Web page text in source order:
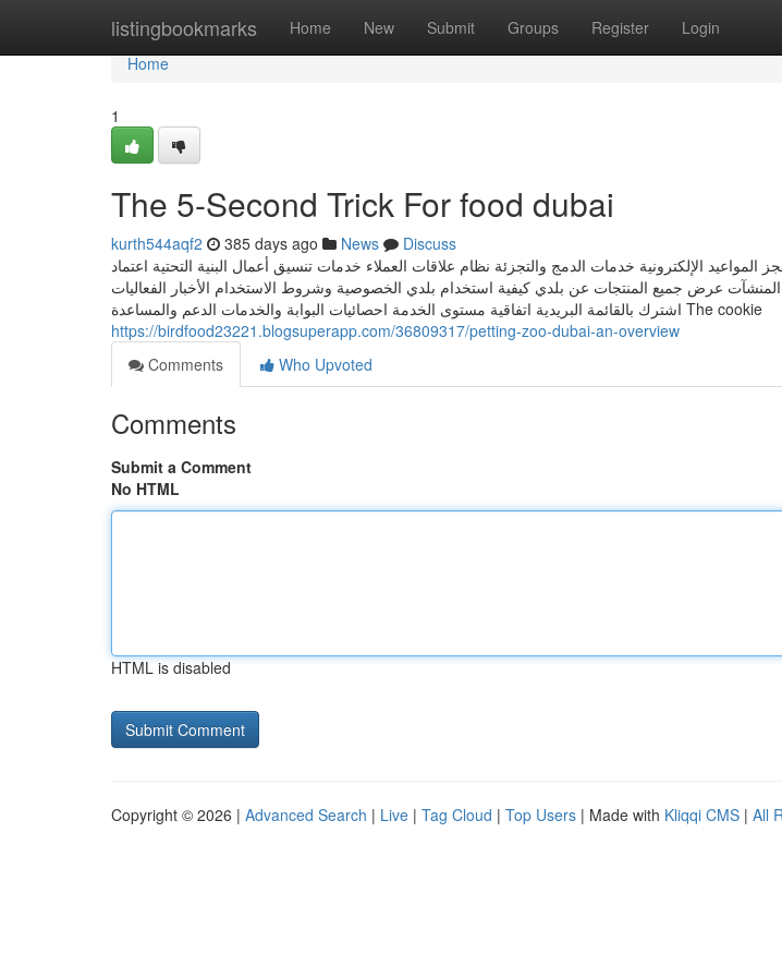
listingbookmarks Home New Submit Groups Register Login
Home
Home
1
The 5-Second Trick For food dubai
kurth544aqf2 385 days ago News
Discuss
المواعيد الإلكترونية خدمات الدمج والتجزئة نظام علاقات العملاء خدمات تنسيق أعمال البنية التحتية اعتماد
عرض جميع المنتجات عن بلدي كيفية استخدام بلدي الخصوصية وشروط الاستخدام الأخبار الفعاليات
اشترك بالقائمة البريدية اتفاقية مستوى الخدمة احصائيات البوابة والخدمات الدعم والمساعدة The cookie
https://birdfood23221.blogsuperapp.com/36809317/petting-zoo-dubai-an-overview
Comments
Who Upvoted
Comments
Submit a Comment
No HTML
HTML is disabled
Copyright © 2026 | Advanced Search | Live | Tag Cloud | Top Users | Made with Kliqqi CMS | All